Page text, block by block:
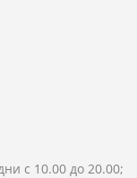
с 10.00 до 20.00;